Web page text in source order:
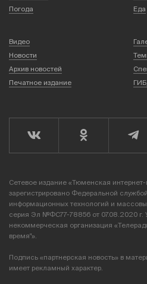
Погода
Еда
Видео
Новости
Архив новостей
Печатное издание
Сетевое издание «Тюменская интернет-
зарегистрировано Федеральной
информационных технологий и
серия Эл №ФС77-78856 от 07.08.2020 г.
некоммерческая организация
время"».
Подпись «партнерская новость» в
имеет рекламный характер.